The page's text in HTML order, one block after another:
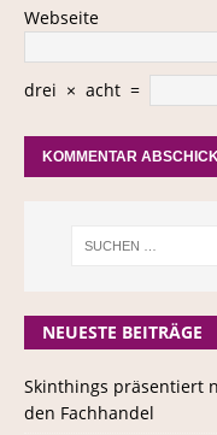
Webseite
drei × acht =
NEUESTE BEITRÄGE
Skinthings präsentiert
den Fachhandel